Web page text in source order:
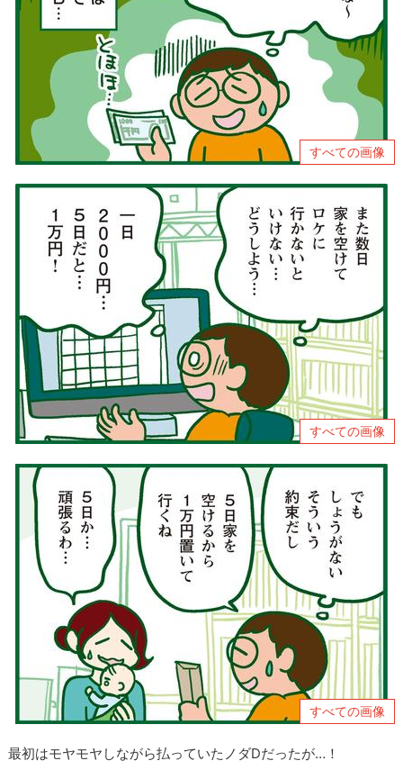
すべての画像
すべての画像
すべての画像
最初はモヤモヤしながら払っていたノダDだったが…！